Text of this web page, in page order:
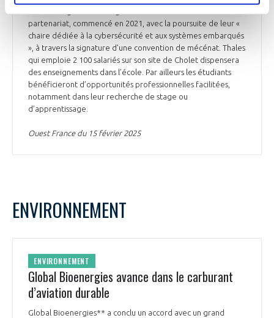
partenariat, commencé en 2021, avec la poursuite de leur «
chaire dédiée à la cybersécurité et aux systèmes embarqués
», à travers la signature d’une convention de mécénat. Thales
qui emploie 2 100 salariés sur son site de Cholet dispensera
des enseignements dans l’école. Par ailleurs les étudiants
bénéficieront d’opportunités professionnelles facilitées,
notamment dans leur recherche de stage ou
d’apprentissage.
Ouest France du 15 février 2025
ENVIRONNEMENT
ENVIRONNEMENT
Global Bioenergies avance dans le carburant
d’aviation durable
Global Bioenergies** a conclu un accord avec un grand